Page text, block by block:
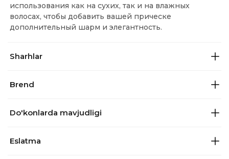
использования как на сухих, так и на влажных
волосах, чтобы добавить вашей прическе
дополнительный шарм и элегантность.
Sharhlar
Brend
Do'konlarda mavjudligi
Eslatma